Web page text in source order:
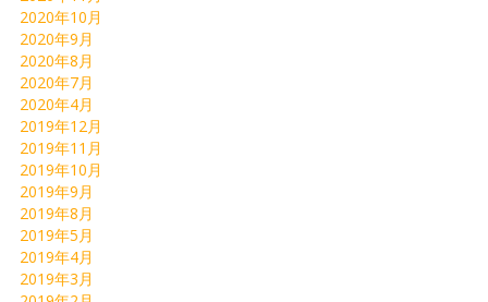
2020年10月
2020年9月
2020年8月
2020年7月
2020年4月
2019年12月
2019年11月
2019年10月
2019年9月
2019年8月
2019年5月
2019年4月
2019年3月